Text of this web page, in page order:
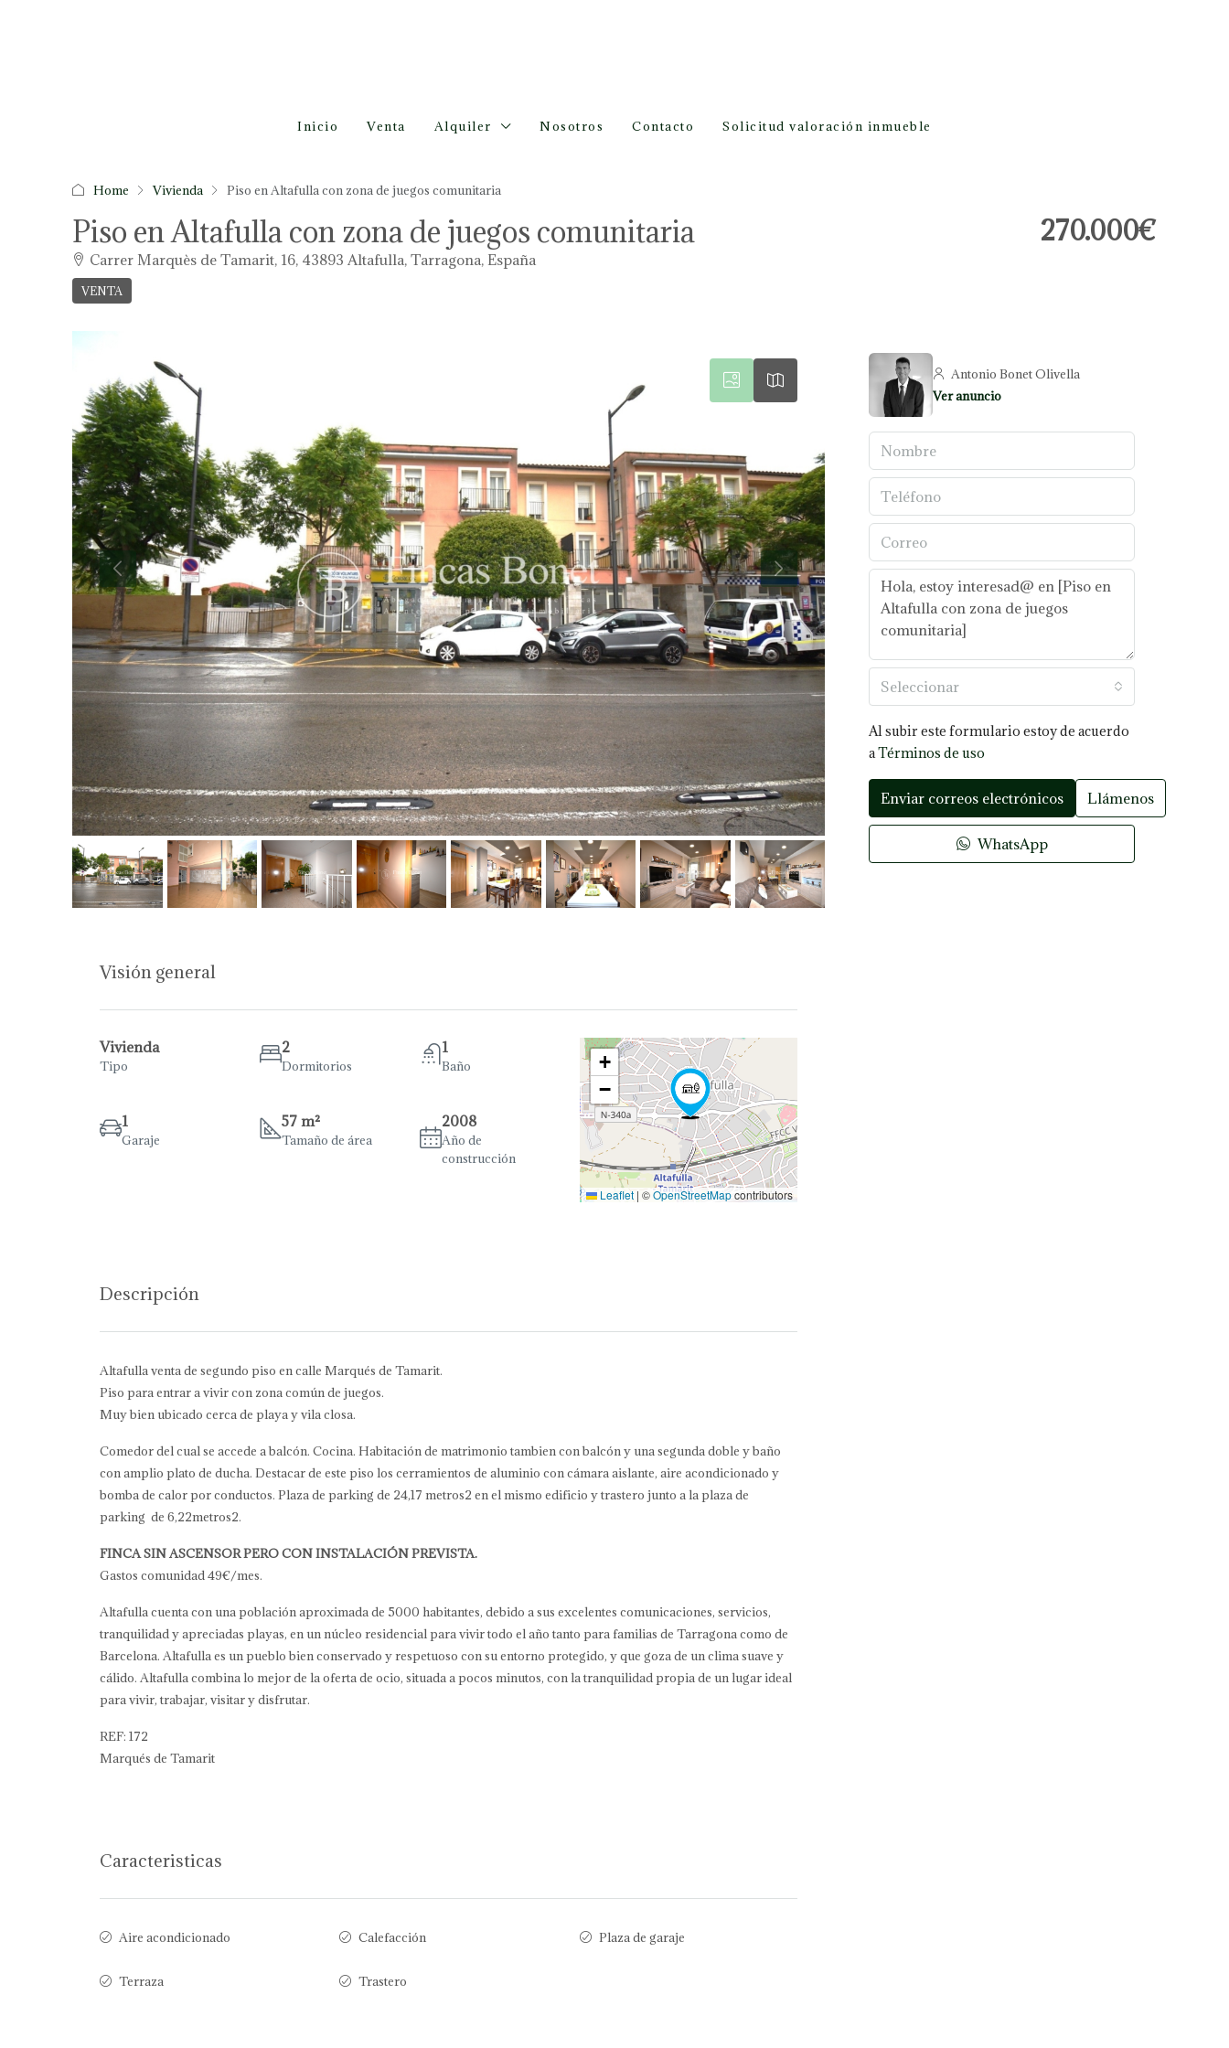
Inicio Venta Alquiler Nosotros Contacto Solicitud valoración inmueble
Home Vivienda Piso en Altafulla con zona de juegos comunitaria
Piso en Altafulla con zona de juegos comunitaria
Carrer Marquès de Tamarit, 16, 43893 Altafulla, Tarragona, España
VENTA
270.000€
Visión general
Vivienda
Tipo
2
Dormitorios
1
Baño
1
Garaje
57 m²
Tamaño de área
2008
Año de
construcción
+
−
Leaflet | ©OpenStreetMapcontributors
Descripción
Altafulla venta de segundo piso en calle Marqués de Tamarit.
Piso para entrar a vivir con zona común de juegos.
Muy bien ubicado cerca de playa y vila closa.
Comedor del cual se accede a balcón. Cocina. Habitación de matrimonio tambien con balcón y una segunda doble y baño
con amplio plato de ducha. Destacar de este piso los cerramientos de aluminio con cámara aislante, aire acondicionado y
bomba de calor por conductos. Plaza de parking de 24,17 metros2 en el mismo edificio y trastero junto a la plaza de
parking de 6,22metros2.
FINCA SIN ASCENSOR PERO CON INSTALACIÓN PREVISTA.
Gastos comunidad 49€/mes.
Altafulla cuenta con una población aproximada de 5000 habitantes, debido a sus excelentes comunicaciones, servicios,
tranquilidad y apreciadas playas, en un núcleo residencial para vivir todo el año tanto para familias de Tarragona como de
Barcelona. Altafulla es un pueblo bien conservado y respetuoso con su entorno protegido, y que goza de un clima suave y
cálido. Altafulla combina lo mejor de la oferta de ocio, situada a pocos minutos, con la tranquilidad propia de un lugar ideal
para vivir, trabajar, visitar y disfrutar.
REF: 172
Marqués de Tamarit
Caracteristicas
Aire acondicionado Calefacción Plaza de garaje
Terraza Trastero
Antonio Bonet Olivella
Ver anuncio
Seleccionar
Al subir este formulario estoy de acuerdo
aTérminos de uso
Enviar correos electrónicos Llámenos
WhatsApp